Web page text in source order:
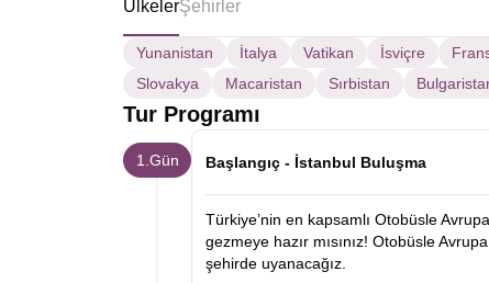
ÜlkelerŞehirler
Yunanistan İtalya Vatikan İsviçre
Slovakya
Macaristan Sırbistan
Tur Programı
1.Gün Başlangıç - İstanbul Buluşma
Türkiye’nin en kapsamlı Otobüsle
gezmeye hazır mısınız! Otobüsle
şehirde uyanacağız.